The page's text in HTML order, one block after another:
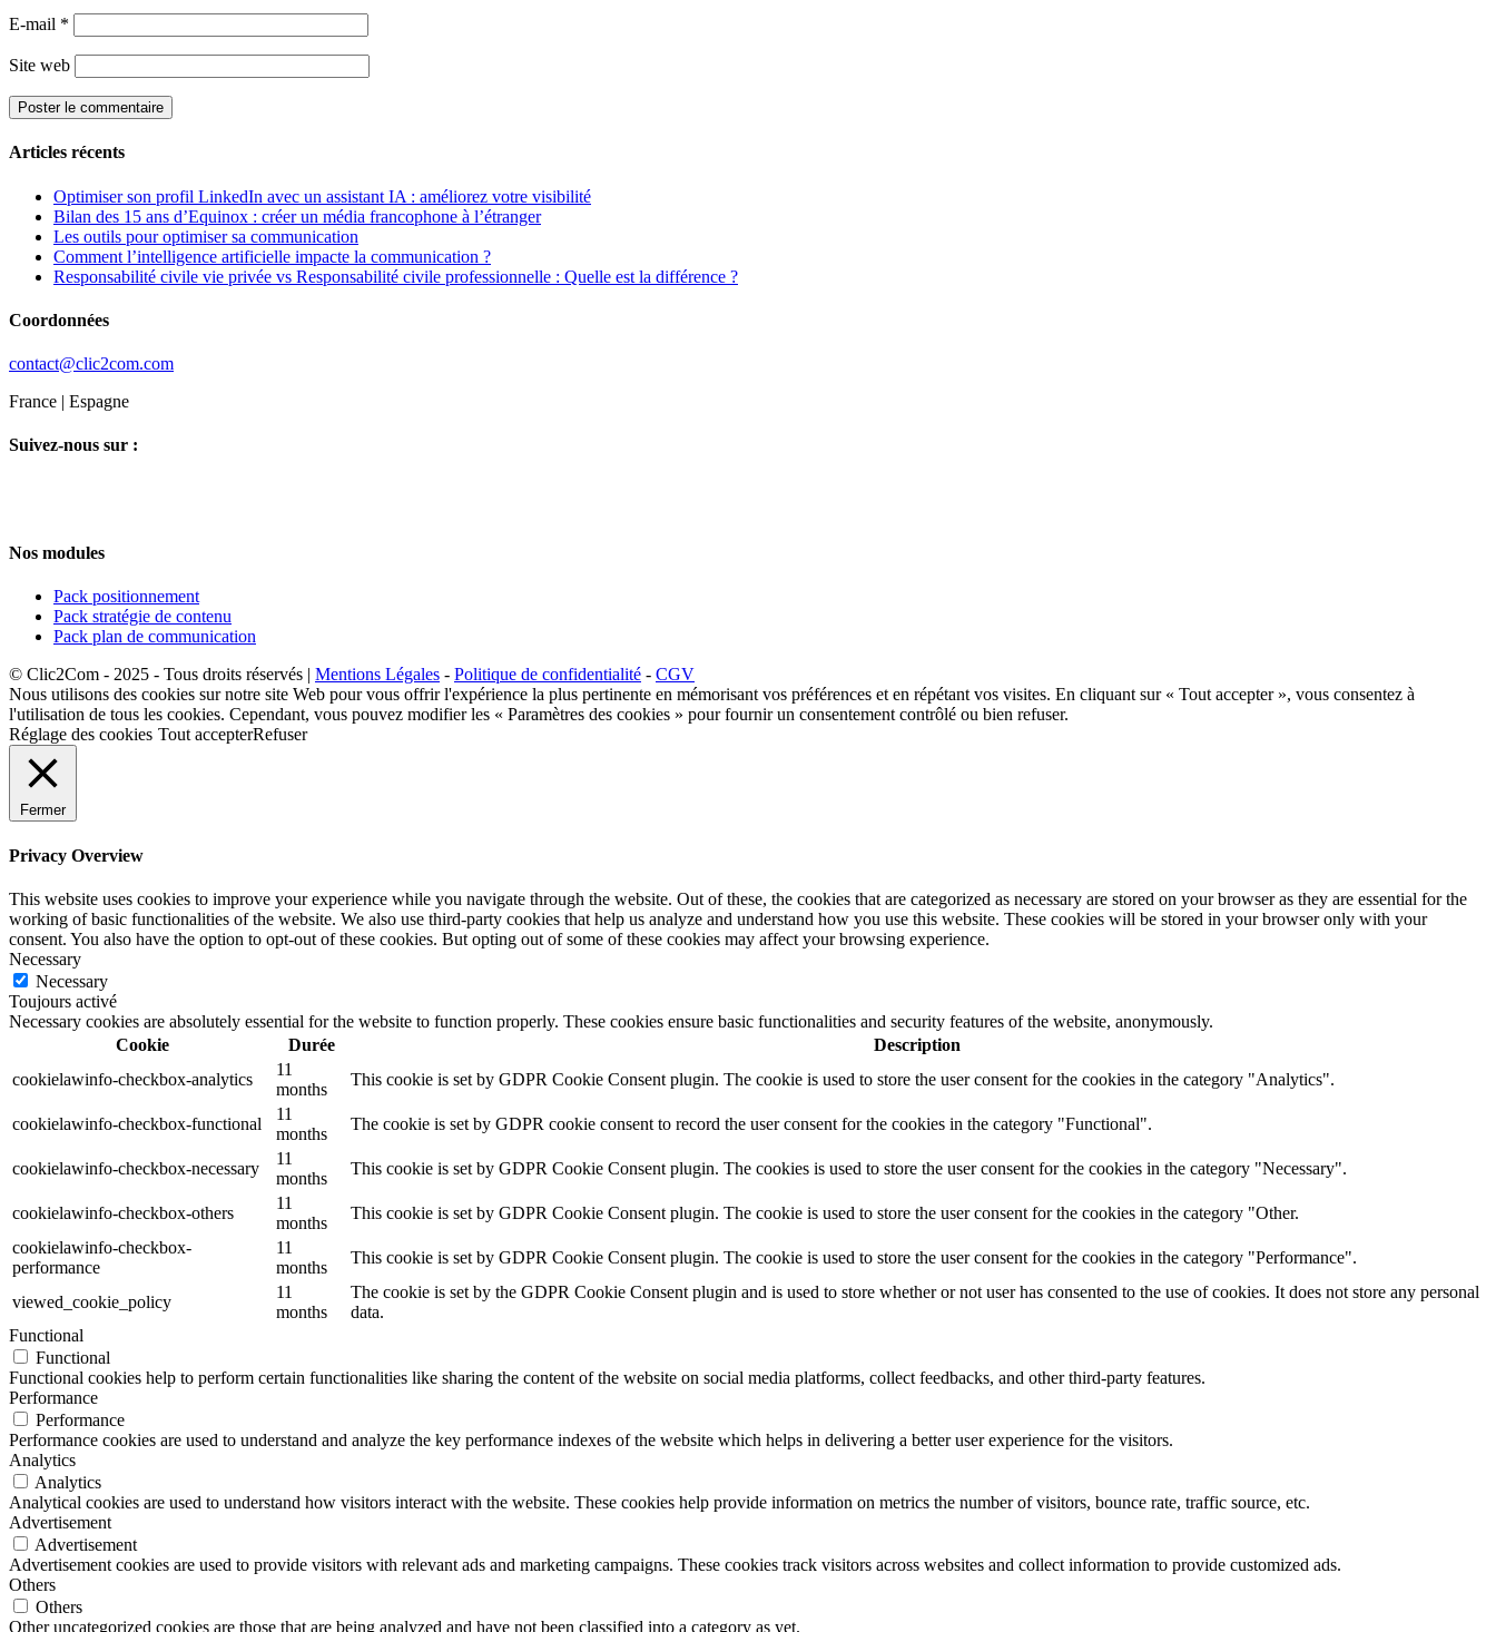
E-mail *
Site web
Articles récents
Optimiser son profil LinkedIn avec un assistant IA : améliorez votre visibilité
Bilan des 15 ans d’Equinox : créer un média francophone à l’étranger
Les outils pour optimiser sa communication
Comment l’intelligence artificielle impacte la communication ?
Responsabilité civile vie privée vs Responsabilité civile professionnelle : Quelle est la différence ?
Coordonnées
contact@clic2com.com
France | Espagne
Suivez-nous sur :
Nos modules
Pack positionnement
Pack stratégie de contenu
Pack plan de communication
© Clic2Com - 2025 - Tous droits réservés | Mentions Légales - Politique de confidentialité - CGV
Nous utilisons des cookies sur notre site Web pour vous offrir l'expérience la plus pertinente en mémorisant vos préférences et en répétant vos visites. En cliquant sur « Tout accepter », vous consentez à
l'utilisation de tous les cookies. Cependant, vous pouvez modifier les « Paramètres des cookies » pour fournir un consentement contrôlé ou bien refuser.
Réglage des cookies Tout accepterRefuser
Fermer
Privacy Overview
This website uses cookies to improve your experience while you navigate through the website. Out of these, the cookies that are categorized as necessary are stored on your browser as they are essential for the
working of basic functionalities of the website. We also use third-party cookies that help us analyze and understand how you use this website. These cookies will be stored in your browser only with your
consent. You also have the option to opt-out of these cookies. But opting out of some of these cookies may affect your browsing experience.
Necessary
Necessary
Toujours activé
Necessary cookies are absolutely essential for the website to function properly. These cookies ensure basic functionalities and security features of the website, anonymously.
Cookie
Durée
Description
cookielawinfo-checkbox-analytics
11
months
This cookie is set by GDPR Cookie Consent plugin. The cookie is used to store the user consent for the cookies in the category "Analytics".
cookielawinfo-checkbox-functional
11
months
The cookie is set by GDPR cookie consent to record the user consent for the cookies in the category "Functional".
cookielawinfo-checkbox-necessary
11
months
This cookie is set by GDPR Cookie Consent plugin. The cookies is used to store the user consent for the cookies in the category "Necessary".
cookielawinfo-checkbox-others
11
months
This cookie is set by GDPR Cookie Consent plugin. The cookie is used to store the user consent for the cookies in the category "Other.
cookielawinfo-checkbox-
performance
11
months
This cookie is set by GDPR Cookie Consent plugin. The cookie is used to store the user consent for the cookies in the category "Performance".
viewed_cookie_policy
11
months
The cookie is set by the GDPR Cookie Consent plugin and is used to store whether or not user has consented to the use of cookies. It does not store any personal
data.
Functional
Functional
Functional cookies help to perform certain functionalities like sharing the content of the website on social media platforms, collect feedbacks, and other third-party features.
Performance
Performance
Performance cookies are used to understand and analyze the key performance indexes of the website which helps in delivering a better user experience for the visitors.
Analytics
Analytics
Analytical cookies are used to understand how visitors interact with the website. These cookies help provide information on metrics the number of visitors, bounce rate, traffic source, etc.
Advertisement
Advertisement
Advertisement cookies are used to provide visitors with relevant ads and marketing campaigns. These cookies track visitors across websites and collect information to provide customized ads.
Others
Others
Other uncategorized cookies are those that are being analyzed and have not been classified into a category as yet.